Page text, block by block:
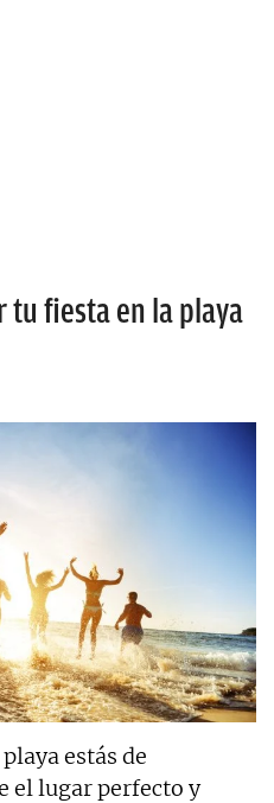
tu fiesta en la playa
estás de
el lugar perfecto y